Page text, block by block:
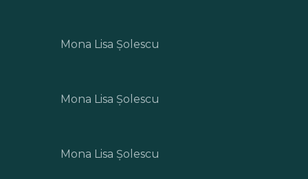
Mona Lisa Șolescu
Mona Lisa Șolescu
Mona Lisa Șolescu